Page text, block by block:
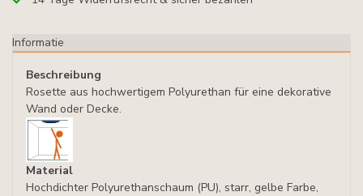
Informatie
Beschreibung
Rosette aus hochwertigem Polyurethan für eine dekorative
Wand oder Decke.
Material
Hochdichter Polyurethanschaum (PU), starr, gelbe Farbe,